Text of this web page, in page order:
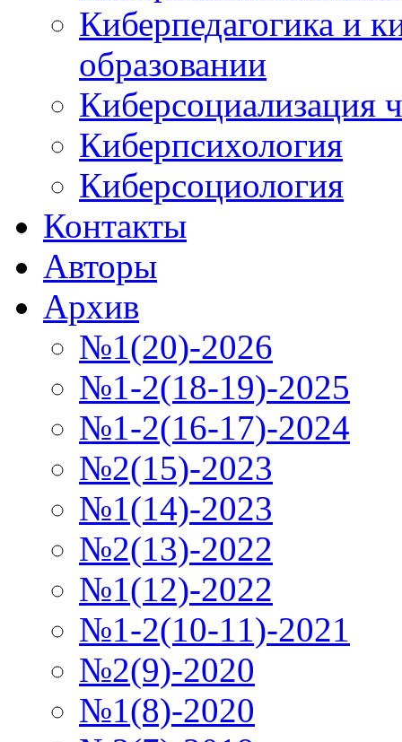
Киберпедагогика и
образовании
Киберсоциализация
Киберпсихология
Киберсоциология
Контакты
Авторы
Архив
№1(20)-2026
№1-2(18-19)-2025
№1-2(16-17)-2024
№2(15)-2023
№1(14)-2023
№2(13)-2022
№1(12)-2022
№1-2(10-11)-2021
№2(9)-2020
№1(8)-2020